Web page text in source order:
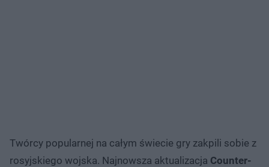
Twórcy popularnej na całym świecie gry zakpili sobie z
rosyjskiego wojska. Najnowsza aktualizacja Counter-